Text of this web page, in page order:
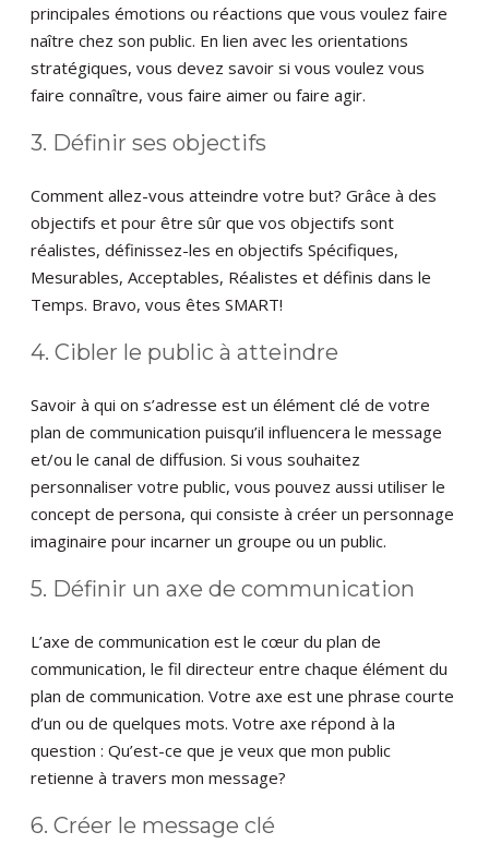
principales émotions ou réactions que vous voulez faire
naître chez son public. En lien avec les orientations
stratégiques, vous devez savoir si vous voulez vous
faire connaître, vous faire aimer ou faire agir.
3. Définir ses objectifs
Comment allez-vous atteindre votre but? Grâce à des
objectifs et pour être sûr que vos objectifs sont
réalistes, définissez-les en objectifs Spécifiques,
Mesurables, Acceptables, Réalistes et définis dans le
Temps. Bravo, vous êtes SMART!
4. Cibler le public à atteindre
Savoir à qui on s’adresse est un élément clé de votre
plan de communication puisqu’il influencera le message
et/ou le canal de diffusion. Si vous souhaitez
personnaliser votre public, vous pouvez aussi utiliser le
concept de persona, qui consiste à créer un personnage
imaginaire pour incarner un groupe ou un public.
5. Définir un axe de communication
L’axe de communication est le cœur du plan de
communication, le fil directeur entre chaque élément du
plan de communication. Votre axe est une phrase courte
d’un ou de quelques mots. Votre axe répond à la
question : Qu’est-ce que je veux que mon public
retienne à travers mon message?
6. Créer le message clé